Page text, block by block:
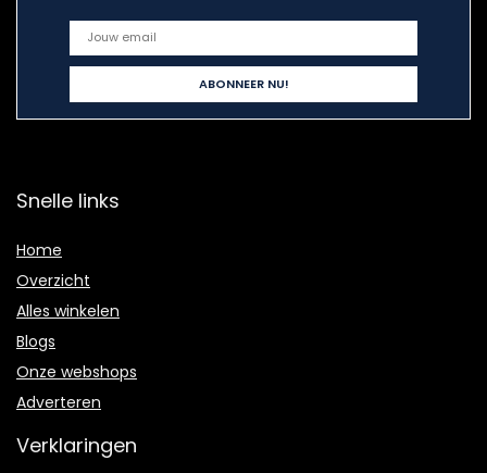
Snelle links
Home
Overzicht
Alles winkelen
Blogs
Onze webshops
Adverteren
Verklaringen